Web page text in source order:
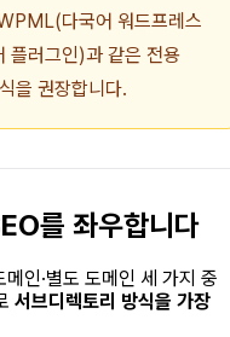
다국어 워드프레스
플러그인)과 같은 전용
을 권장합니다.
를 좌우합니다
인·별도 도메인 세 가지 중
서브디렉토리 방식을 가장